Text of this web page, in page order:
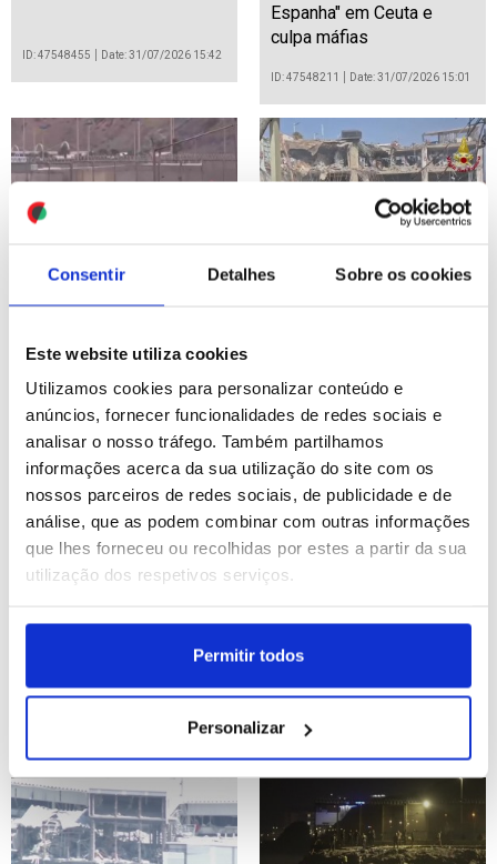
Consentir Detalhes Sobre os cookies
Este website utiliza cookies
Utilizamos cookies para personalizar conteúdo e
anúncios, fornecer funcionalidades de redes sociais e
analisar o nosso tráfego. Também partilhamos
informações acerca da sua utilização do site com os
nossos parceiros de redes sociais, de publicidade e de
análise, que as podem combinar com outras informações
que lhes forneceu ou recolhidas por estes a partir da sua
utilização dos respetivos serviços.
Permitir todos
Personalizar
ID: 47548455 Date: 31/07/2026 15:42
Espanha" em Ceuta e
culpa máfias
ID: 47548211 Date: 31/07/2026 15:01
desde quinta-feira
ID: 47546807 Date: 31/07/2026 11:14 ID: 47546454 Date: 31/07/2026 10:07
Bolsa de Tóquio fecha
Date: 31/07/2026 09:59
Ossos de mamute
surgem na Bulgária
rio Danúbio
ID: 47546398